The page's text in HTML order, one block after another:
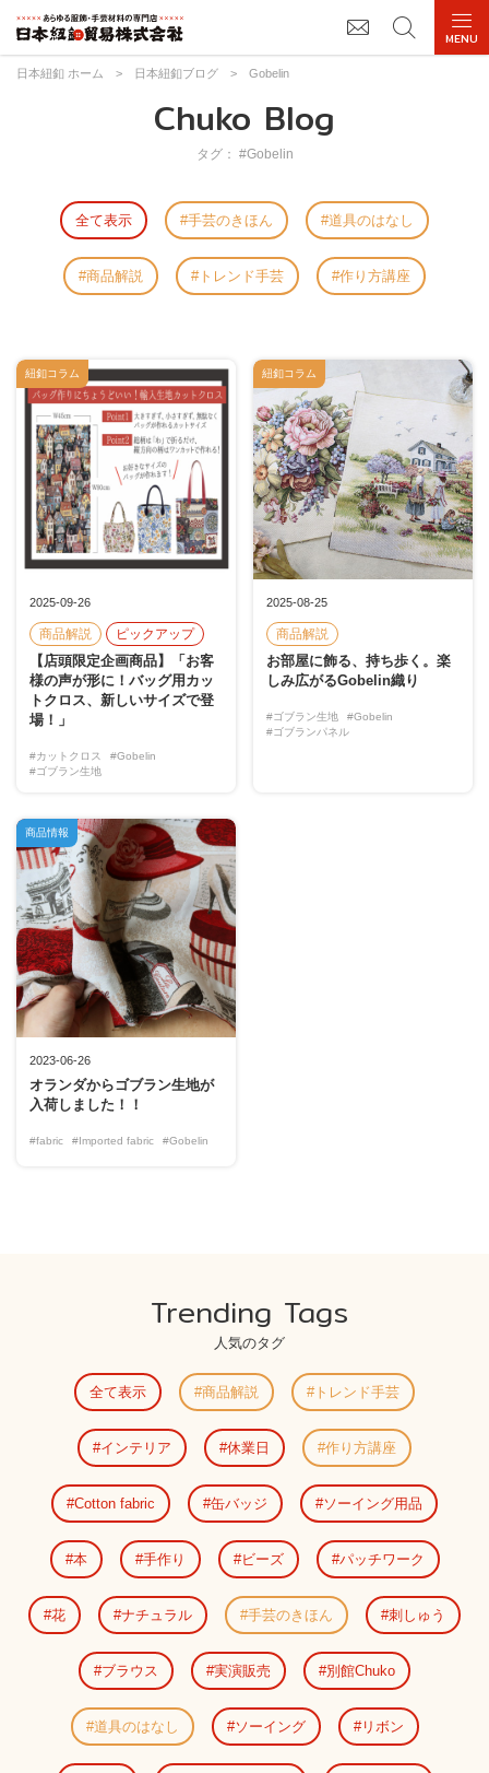
日本紐釦 ホーム > 日本紐釦ブログ > Gobelin
Chuko Blog
タグ： #Gobelin
全て表示 手芸のきほん 道具のはなし
商品解説 トレンド手芸 作り方講座
2025-09-26
商品解説 ピックアップ
【店頭限定企画商品】「お客
様の声が形に！バッグ用カッ
トクロス、新しいサイズで登
場！」
#カットクロス
#Gobelin
#ゴブラン生地
紐釦コラム
2025-08-25
商品解説
お部屋に飾る、持ち歩く。楽
しみ広がるGobelin織り
#ゴブラン生地
#Gobelin
#ゴブランパネル
紐釦コラム
2023-06-26
オランダからゴブラン生地が
入荷しました！！
#fabric #Imported fabric #Gobelin
商品情報
Trending Tags
人気のタグ
全て表示 商品解説 トレンド手芸
インテリア 休業日 作り方講座
Cotton fabric 缶バッジ ソーイング用品
本 手作り ビーズ パッチワーク
花 ナチュラル 手芸のきほん 刺しゅう
ブラウス 実演販売 別館Chuko
道具のはなし ソーイング リボン